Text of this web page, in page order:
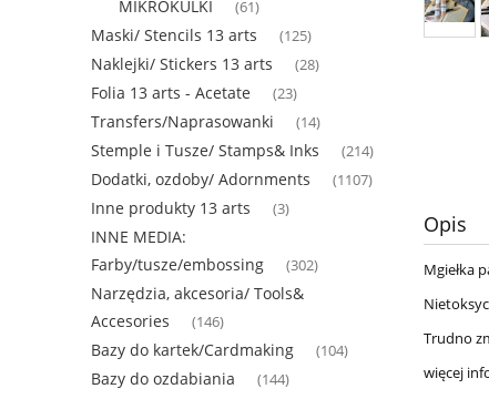
MIKROKULKI
(61)
Maski/ Stencils 13 arts (125)
Naklejki/ Stickers 13 arts (28)
Folia 13 arts - Acetate (23)
Transfers/Naprasowanki (14)
Stemple i Tusze/ Stamps& Inks (214)
Dodatki, ozdoby/ Adornments (1107)
Inne produkty 13 arts (3)
INNE MEDIA:
Farby/tusze/embossing
(302)
Narzędzia, akcesoria/ Tools&
Accesories
(146)
Bazy do kartek/Cardmaking (104)
Bazy do ozdabiania (144)
Opis
Mgiełka
Trudno
więcej